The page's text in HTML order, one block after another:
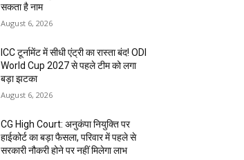
सकता है नाम
August 6, 2026
ICC टूर्नामेंट में सीधी एंट्री का रास्ता बंद! ODI
World Cup 2027 से पहले टीम को लगा
बड़ा झटका
August 6, 2026
CG High Court: अनुकंपा नियुक्ति पर
हाईकोर्ट का बड़ा फैसला, परिवार में पहले से
सरकारी नौकरी होने पर नहीं मिलेगा लाभ